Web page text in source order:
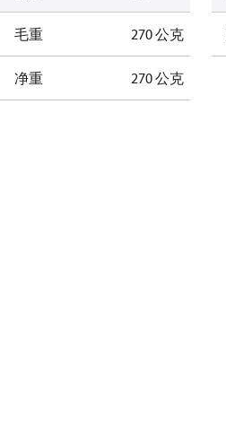
毛重 270 公克
净重 270 公克